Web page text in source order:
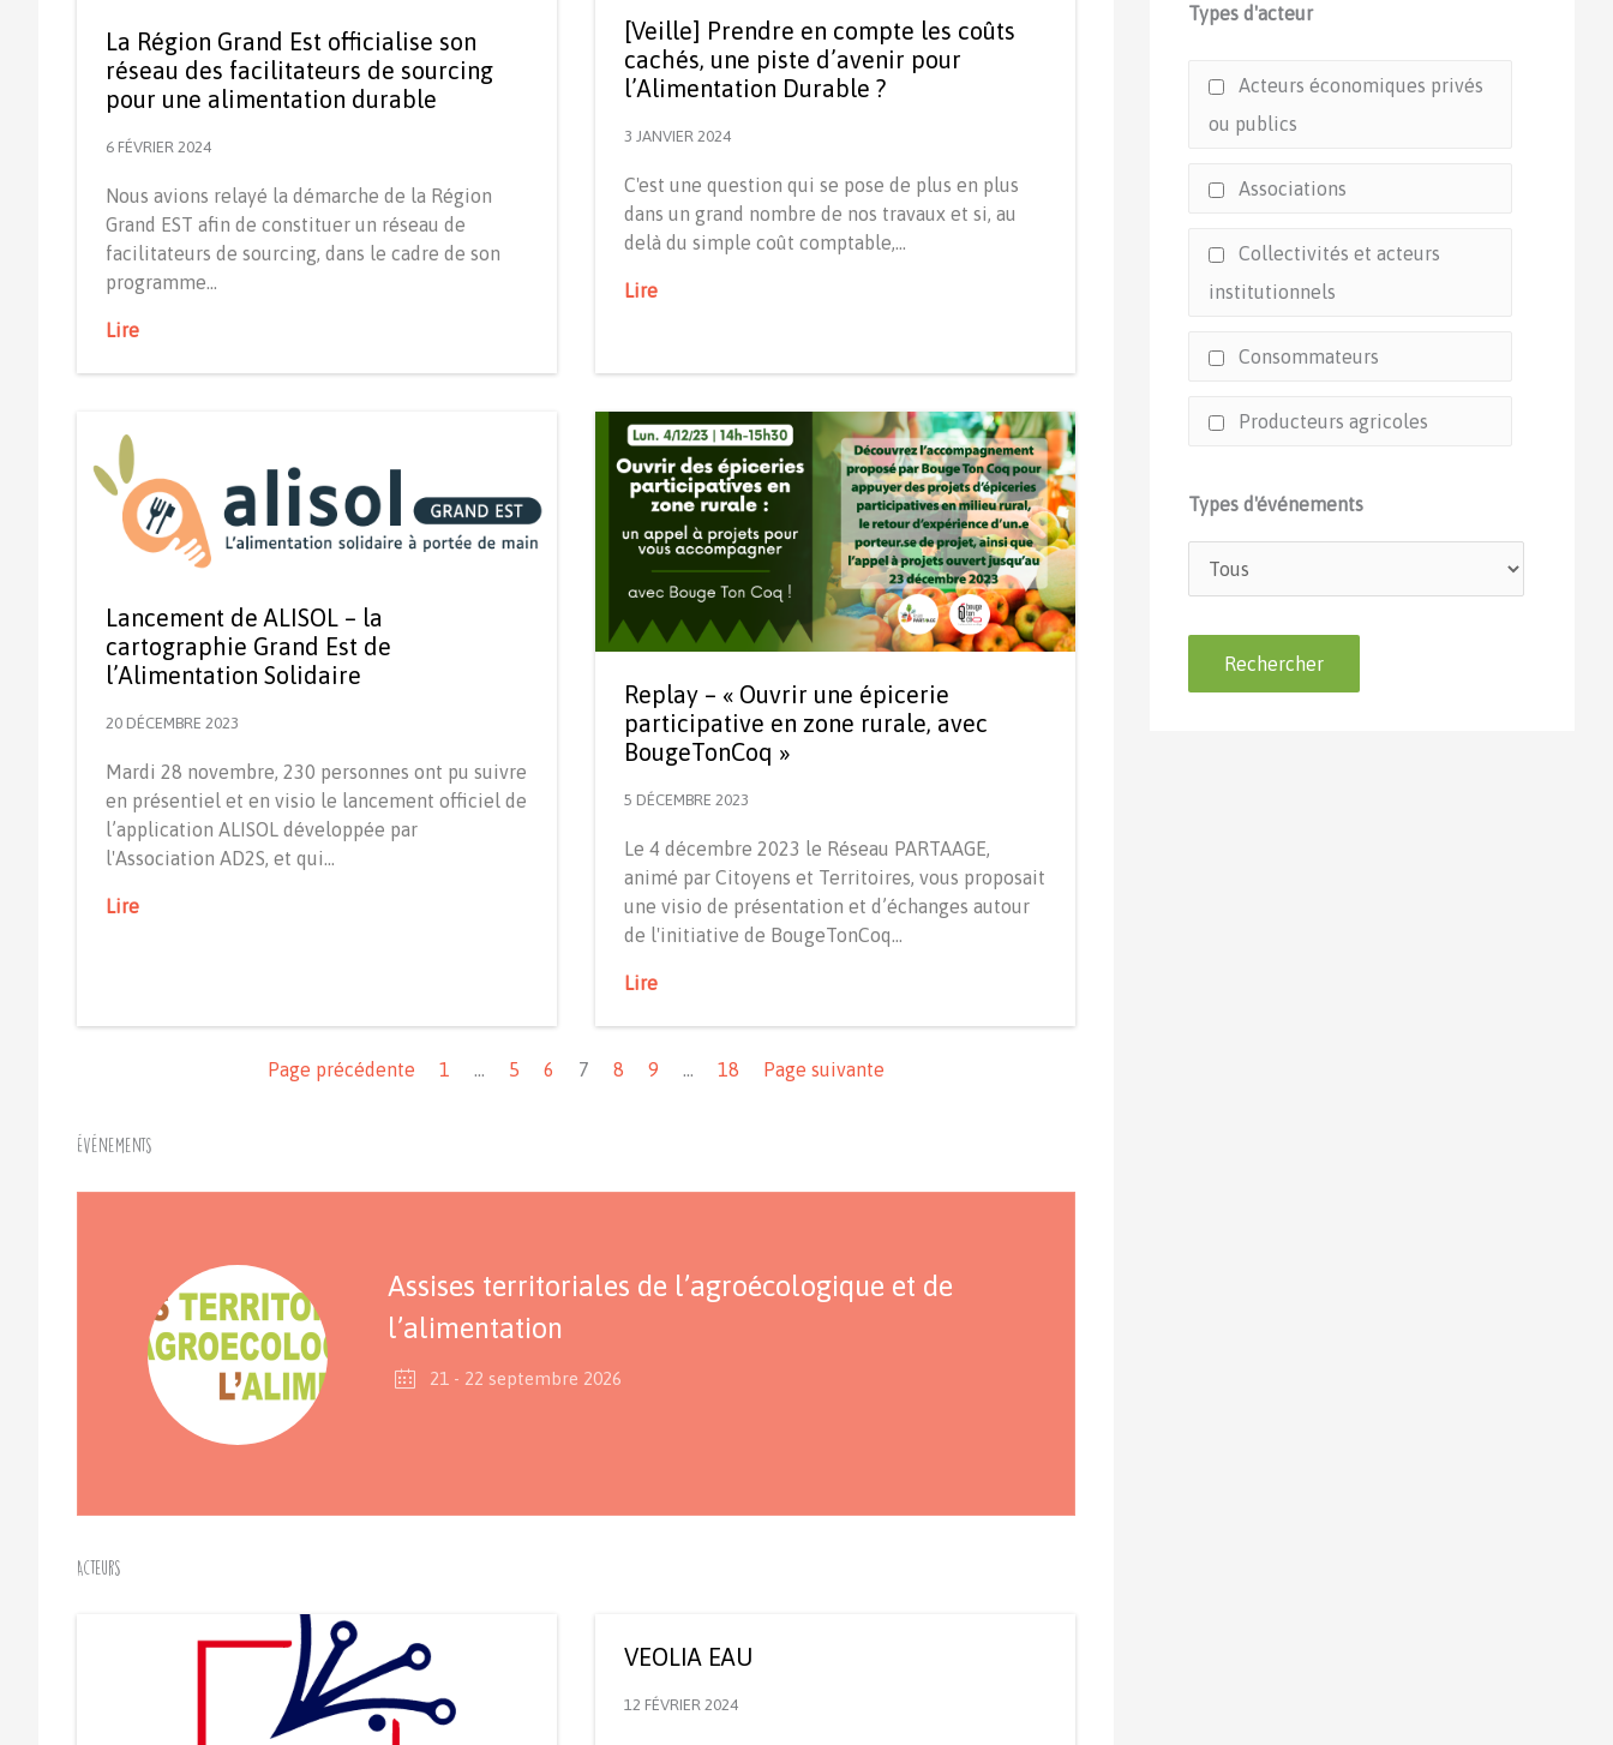
La Région Grand Est officialise son
réseau des facilitateurs de sourcing
pour une alimentation durable
6 FÉVRIER 2024
Nous avions relayé la démarche de la Région
Grand EST afin de constituer un réseau de
facilitateurs de sourcing, dans le cadre de son
programme…
Lire
[Veille] Prendre en compte les coûts
cachés, une piste d’avenir pour
l’Alimentation Durable ?
3 JANVIER 2024
C'est une question qui se pose de plus en plus
dans un grand nombre de nos travaux et si, au
delà du simple coût comptable,…
Lire
Lancement de ALISOL – la
cartographie Grand Est de
l’Alimentation Solidaire
20 DÉCEMBRE 2023
Mardi 28 novembre, 230 personnes ont pu suivre
en présentiel et en visio le lancement officiel de
l’application ALISOL développée par
l'Association AD2S, et qui…
Lire
Replay – « Ouvrir une épicerie
participative en zone rurale, avec
BougeTonCoq »
5 DÉCEMBRE 2023
Le 4 décembre 2023 le Réseau PARTAAGE,
animé par Citoyens et Territoires, vous proposait
une visio de présentation et d’échanges autour
de l'initiative de BougeTonCoq…
Lire
Page précédente
1 … 5 6 7 8 9 … 18 Page suivante
Événements
Assises territoriales de l’agroécologique et de
l’alimentation
21 - 22 septembre 2026
Acteurs
VEOLIA EAU
12 FÉVRIER 2024
Types d'acteur
Acteurs économiques privés
ou publics
Associations
Collectivités et acteurs
institutionnels
Consommateurs
Producteurs agricoles
Types d'événements